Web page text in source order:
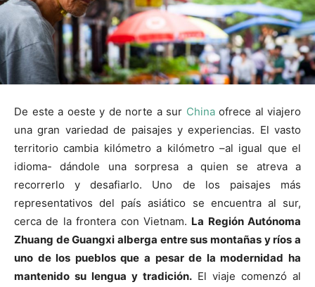
De este a oeste y de norte a sur Chinaofrece al viajero
una gran variedad de paisajes y experiencias. El vasto
territorio cambia kilómetro a kilómetro –al igual que el
idioma- dándole una sorpresa a quien se atreva a
recorrerlo y desafiarlo. Uno de los paisajes más
representativos del país asiático se encuentra al sur,
cerca de la frontera con Vietnam. La Región Autónoma
Zhuang de Guangxi alberga entre sus montañas y ríos a
uno de los pueblos que a pesar de la modernidad ha
mantenido su lengua y tradición. El viaje comenzó al